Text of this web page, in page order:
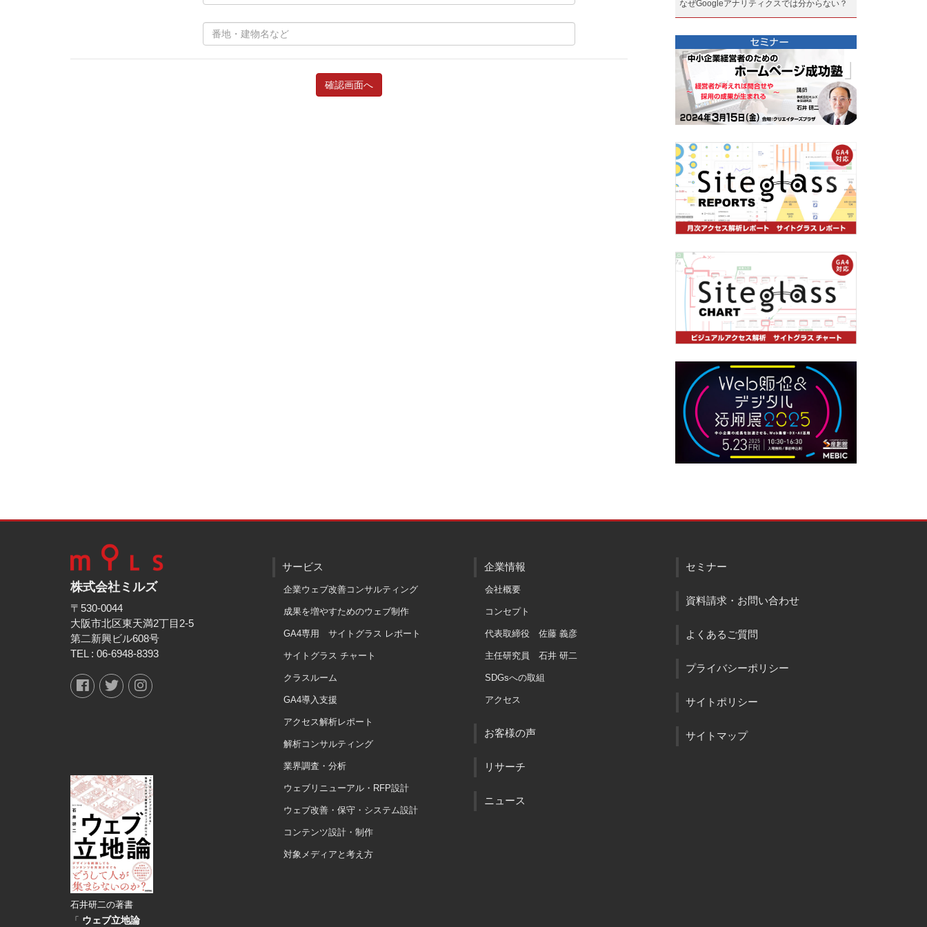
なぜGoogleアナリティクスでは分からない？
株式会社ミルズ
〒530-0044
大阪市北区東天満2丁目2-5
第二新興ビル608号
TEL : 06-6948-8393
石井研二の著書
「 ウェブ立地論
サービス
企業ウェブ改善コンサルティング
成果を増やすためのウェブ制作
GA4専用 サイトグラス レポート
サイトグラス チャート
クラスルーム
GA4導入支援
アクセス解析レポート
解析コンサルティング
業界調査・分析
ウェブリニューアル・RFP設計
ウェブ改善・保守・システム設計
コンテンツ設計・制作
対象メディアと考え方
企業情報
会社概要
コンセプト
代表取締役 佐藤 義彦
主任研究員 石井 研二
SDGsへの取組
アクセス
お客様の声
リサーチ
ニュース
セミナー
資料請求・お問い合わせ
よくあるご質問
プライバシーポリシー
サイトポリシー
サイトマップ